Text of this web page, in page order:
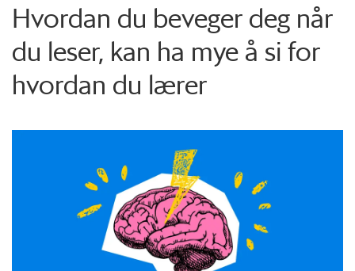
Hvordan du beveger deg når
du leser, kan ha mye å si for
hvordan du lærer